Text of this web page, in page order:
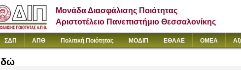
Μονάδα Διασφάλισης Ποιότητας
Αριστοτέλειο Πανεπιστήμιο Θεσσαλονίκης
ΣΔΠ ΑΠΘ Πολιτική Ποιότητας ΜΟΔΙΠ ΕΘΑΑΕ ΟΜΕΑ